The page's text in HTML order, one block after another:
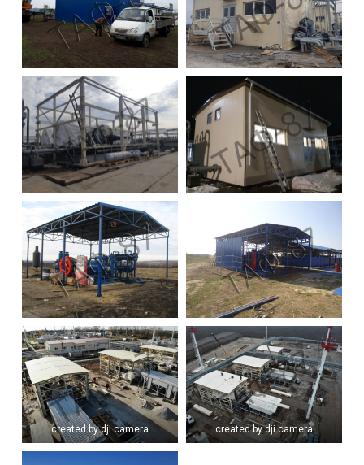
created by dji camera created by dji camera